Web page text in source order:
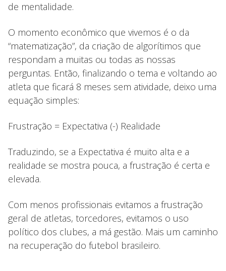
de mentalidade.
O momento econômico que vivemos é o da
“matematização”, da criação de algorítimos que
respondam a muitas ou todas as nossas
perguntas. Então, finalizando o tema e voltando ao
atleta que ficará 8 meses sem atividade, deixo uma
equação simples:
Frustração = Expectativa (-) Realidade
Traduzindo, se a Expectativa é muito alta e a
realidade se mostra pouca, a frustração é certa e
elevada.
Com menos profissionais evitamos a frustração
geral de atletas, torcedores, evitamos o uso
político dos clubes, a má gestão. Mais um caminho
na recuperação do futebol brasileiro.